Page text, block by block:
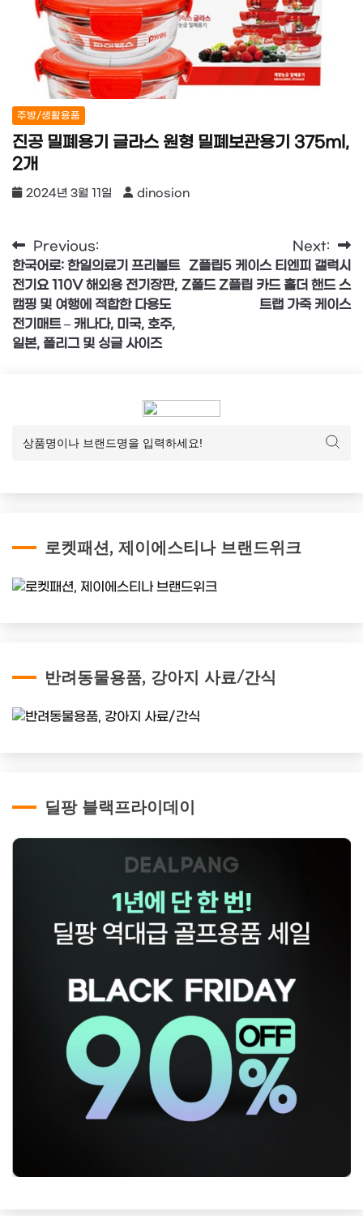
주방/생활용품
진공 밀폐용기 글라스 원형 밀폐보관용기 375ml,
2개
2024년 3월 11일 dinosion
글
탐
색
Previous:
한국어로: 한일의료기 프리볼트
전기요 110V 해외용 전기장판,
캠핑 및 여행에 적합한 다용도
전기매트 – 캐나다, 미국, 호주,
일본, 폴리그 및 싱글 사이즈
Next:
Z플립5 케이스 티엔피 갤럭시
Z폴드 Z플립 카드 홀더 핸드 스
트랩 가죽 케이스
로켓패션, 제이에스티나 브랜드위크
반려동물용품, 강아지 사료/간식
딜팡 블랙프라이데이